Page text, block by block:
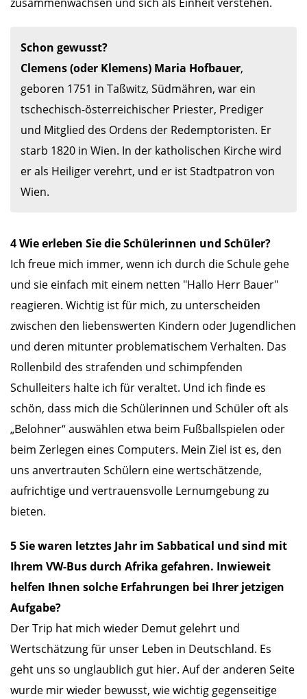
Schon gewusst?
Clemens (oder Klemens) Maria Hofbauer,
geboren 1751 in Taßwitz, Südmähren, war ein
tschechisch-österreichischer Priester, Prediger
und Mitglied des Ordens der Redemptoristen. Er
starb 1820 in Wien. In der katholischen Kirche wird
er als Heiliger verehrt, und er ist Stadtpatron von
Wien.
4 Wie erleben Sie die Schülerinnen und Schüler?
Ich freue mich immer, wenn ich durch die Schule gehe
und sie einfach mit einem netten "Hallo Herr Bauer"
reagieren. Wichtig ist für mich, zu unterscheiden
zwischen den liebenswerten Kindern oder Jugendlichen
und deren mitunter problematischem Verhalten. Das
Rollenbild des strafenden und schimpfenden
Schulleiters halte ich für veraltet. Und ich finde es
schön, dass mich die Schülerinnen und Schüler oft als
„Belohner“ auswählen etwa beim Fußballspielen oder
beim Zerlegen eines Computers. Mein Ziel ist es, den
uns anvertrauten Schülern eine wertschätzende,
aufrichtige und vertrauensvolle Lernumgebung zu
bieten.
5 Sie waren letztes Jahr im Sabbatical und sind mit
Ihrem VW-Bus durch Afrika gefahren. Inwieweit
helfen Ihnen solche Erfahrungen bei Ihrer jetzigen
Aufgabe?
Der Trip hat mich wieder Demut gelehrt und
Wertschätzung für unser Leben in Deutschland. Es
geht uns so unglaublich gut hier. Auf der anderen Seite
wurde mir wieder bewusst, wie wichtig gegenseitige